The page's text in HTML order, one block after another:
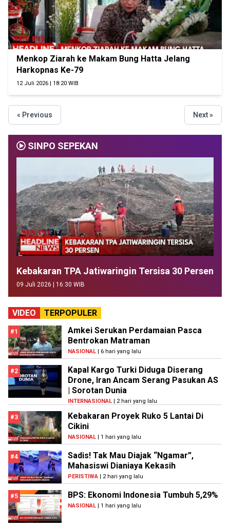
Menkop Ziarah ke Makam Bung Hatta Jelang
Harkopnas Ke-79
12 Juli 2026 | 18:20 WIB
« Previous Next »
SINPO SEPEKAN
Kebakaran TPA Jatiwaringin Tersisa 30 Persen
09 Juli 2026 | 16:30 WIB
VIDEO TERPOPULER
#1
Amkei Serukan Perdamaian Pasca
Bentrokan Matraman
NASIONAL | 6 hari yang lalu
#2
Kapal Kargo Turki Diduga Diserang
Drone, Iran Ancam Serang Pasukan AS
| Sorotan Dunia
INTERNASIONAL | 2 hari yang lalu
#3
Kebakaran Proyek Ruko 5 Lantai Di
Cikini
NASIONAL | 1 hari yang lalu
#4
Sadis! Tak Mau Diajak “Ngamar”,
Mahasiswi Dianiaya Kekasih
PERISTIWA | 2 hari yang lalu
#5 BPS: Ekonomi Indonesia Tumbuh 5,29%
NASIONAL | 1 hari yang lalu